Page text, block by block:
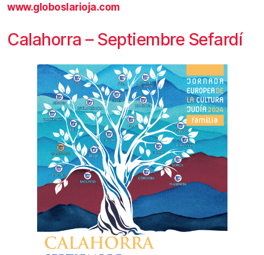
www.globoslarioja.com
Calahorra – Septiembre Sefardí